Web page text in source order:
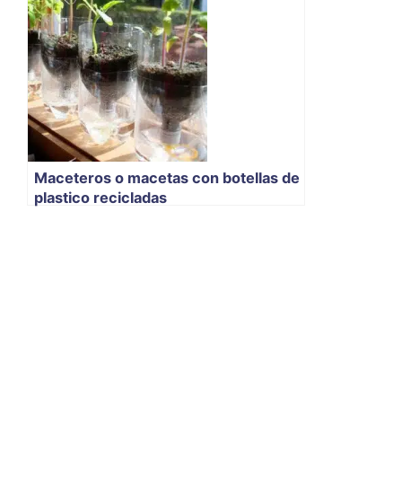
Maceteros o macetas con botellas de
plastico recicladas